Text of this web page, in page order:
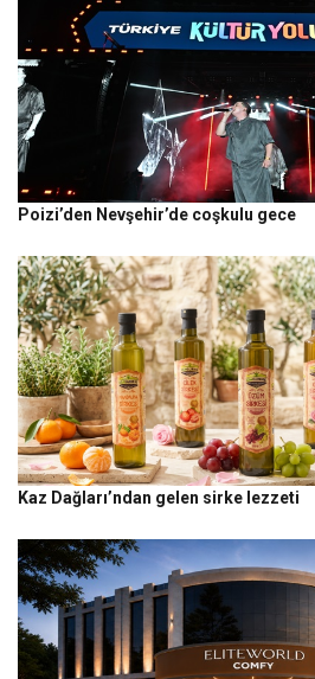
Poizi’den Nevşehir’de coşkulu gece
Kaz Dağları’ndan gelen sirke lezzeti